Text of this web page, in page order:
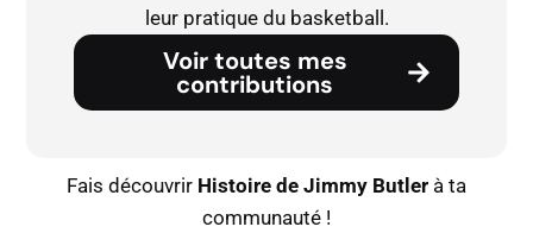
leur pratique du basketball.
Voir toutes mes
contributions
Fais découvrir Histoire de Jimmy Butler à ta
communauté !